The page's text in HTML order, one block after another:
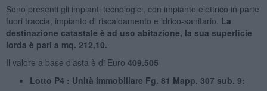
Sono presenti gli impianti tecnologici, con impianto elettrico in parte
fuori traccia, impianto di riscaldamento e idrico-sanitario. La
destinazione catastale è ad uso abitazione, la sua superficie
lorda è pari a mq. 212,10.
Il valore a base d’asta è di Euro 409.505
Lotto P4 : Unità immobiliare Fg. 81 Mapp. 307 sub. 9: